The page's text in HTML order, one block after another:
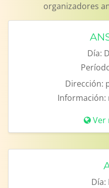
organizadores
Día:
Dirección:
Información:
Ver
Día: